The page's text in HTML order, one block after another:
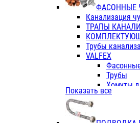
Фитинги
ПК КОНТУР
Краны
Трубы
TK
VALFEX
ФАСОННЫЕ
Канализация
ТРАПЫ
Трубы
VALFEX
Трубы
Хомуты
ПВХ
Показать все